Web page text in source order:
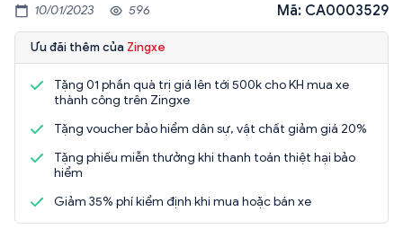
10/01/2023 596 Mã: CA0003529
Ưu đãi thêm của Zingxe
Tặng 01 phần quà trị giá lên tới 500k cho KH mua xe
thành công trên Zingxe
Tặng voucher bảo hiểm dân sự, vật chất giảm giá 20%
Tặng phiếu miễn thưởng khi thanh toán thiệt hại bảo
hiểm
Giảm 35% phí kiểm định khi mua hoặc bán xe